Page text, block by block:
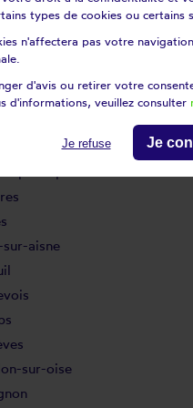
sous-coucy
le-grand
sur-aisne
sur-oise
types de cookies ou certains
n'affectera pas votre
d'avis ou retirer votre
d'informations, veuillez consulter
Je refuse Je